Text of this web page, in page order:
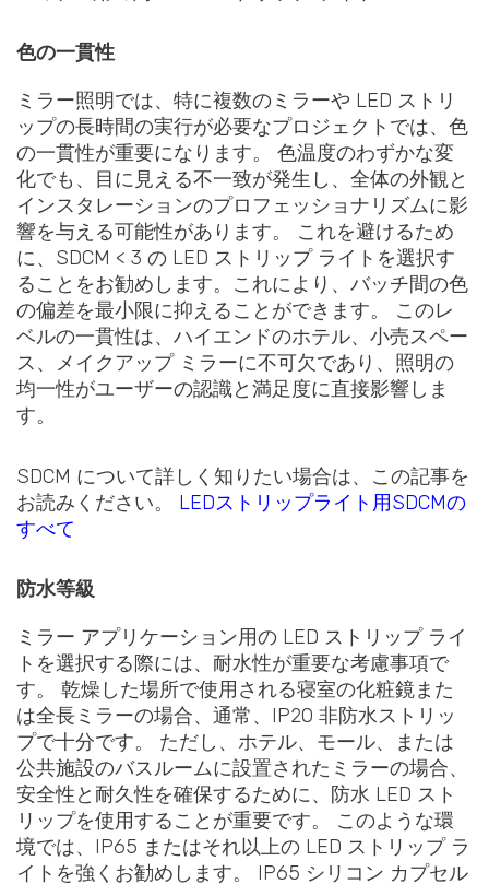
色の一貫性
ミラー照明では、特に複数のミラーや LED ストリ
ップの長時間の実行が必要なプロジェクトでは、色
の一貫性が重要になります。 色温度のわずかな変
化でも、目に見える不一致が発生し、全体の外観と
インスタレーションのプロフェッショナリズムに影
響を与える可能性があります。 これを避けるため
に、SDCM < 3 の LED ストリップ ライトを選択す
ることをお勧めします。これにより、バッチ間の色
の偏差を最小限に抑えることができます。 このレ
ベルの一貫性は、ハイエンドのホテル、小売スペー
ス、メイクアップ ミラーに不可欠であり、照明の
均一性がユーザーの認識と満足度に直接影響しま
す。
SDCM について詳しく知りたい場合は、この記事を
お読みください。 LEDストリップライト用SDCMの
すべて
防水等級
ミラー アプリケーション用の LED ストリップ ライ
トを選択する際には、耐水性が重要な考慮事項で
す。 乾燥した場所で使用される寝室の化粧鏡また
は全長ミラーの場合、通常、IP20 非防水ストリッ
プで十分です。 ただし、ホテル、モール、または
公共施設のバスルームに設置されたミラーの場合、
安全性と耐久性を確保するために、防水 LED スト
リップを使用することが重要です。 このような環
境では、IP65 またはそれ以上の LED ストリップ ラ
イトを強くお勧めします。 IP65 シリコン カプセル